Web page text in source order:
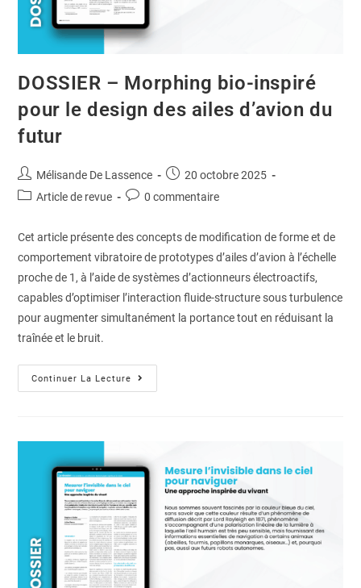
DOSSIER – Morphing bio-inspiré
pour le design des ailes d’avion du
futur
Mélisande De Lassence
20 octobre 2025
Article de revue
0 commentaire
Cet article présente des concepts de modification de forme et de
comportement vibratoire de prototypes d’ailes d’avion à l’échelle
proche de 1, à l’aide de systèmes d’actionneurs électroactifs,
capables d’optimiser l’interaction fluide-structure sous turbulence
pour augmenter simultanément la portance tout en réduisant la
traînée et le bruit.
Continuer La Lecture